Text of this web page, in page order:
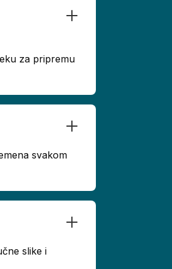
za pripremu
svakom
slike i